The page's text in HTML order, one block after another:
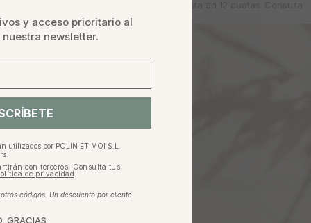
condiciones
a tu
datos no
y acceso prioritario al
newsletter.
utilizados por POLIN ET MOI S.L.
con terceros. Consulta tus
de privacidad
códigos. Un descuento por cliente.
GRACIAS